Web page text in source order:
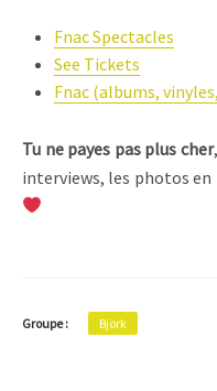
Fnac Spectacles
See Tickets
Fnac (albums,
Tu ne payes pas plus cher
interviews, les photos
Groupe : Björk